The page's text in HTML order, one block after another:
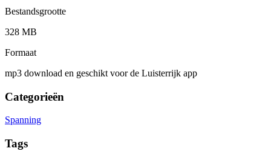
Bestandsgrootte
328 MB
Formaat
mp3 download en geschikt voor de Luisterrijk app
Categorieën
Spanning
Tags